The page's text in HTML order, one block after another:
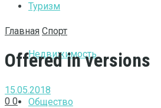
Туризм
Недвижимость
Общество
Главная Спорт
Offered in versions
15.05.2018
0 0